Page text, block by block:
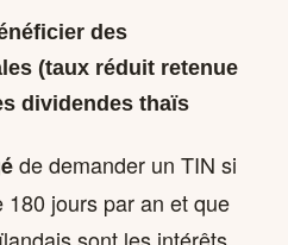
des
(taux réduit retenue
dividendes thaïs
de demander un TIN si
jours par an et que